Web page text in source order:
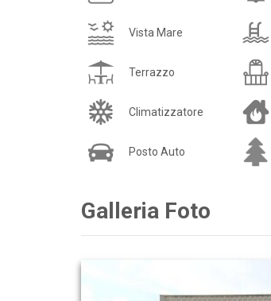
Vista Mare
Terrazzo
Climatizzatore
Posto Auto
Galleria Foto